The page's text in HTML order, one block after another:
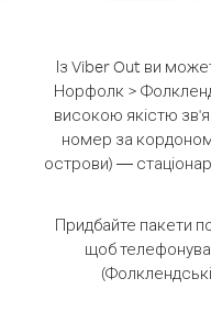
Із Viber Out ви
Норфолк >
високою якістю
номер за кордоном
острови) —
Придбайте пакети
щоб